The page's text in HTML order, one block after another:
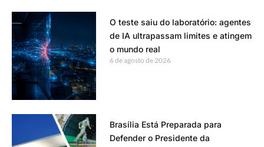
O teste saiu do laboratório: agentes
de IA ultrapassam limites e atingem
o mundo real
6 de agosto de 2026
Brasília Está Preparada para
Defender o Presidente da